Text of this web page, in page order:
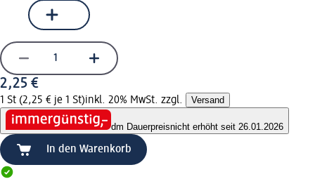
2,25 €
1 St (2,25 € je 1 St)inkl. 20% MwSt. zzgl. Versand
dm Dauerpreisnicht erhöht seit 26.01.2026
In den Warenkorb